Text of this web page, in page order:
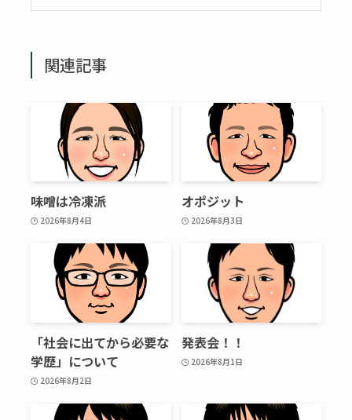
関連記事
味噌は冷凍派
2026年8月4日
オポジット
2026年8月3日
「社会に出てから必要な
学歴」について
2026年8月2日
発表会！！
2026年8月1日